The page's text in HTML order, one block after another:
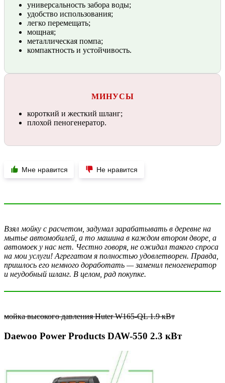
универсальность забора воды;
удобство использования;
легко перемещать;
мощная;
металлическая помпа;
компактность и устойчивость.
МИНУСЫ
короткий и жесткий шланг;
плохой пеногенератор.
Мне нравится Не нравится
Взял мойку с расчетом, задумал зарабатывать в деревне на
мытье автомобилей, а то машина в каждом втором дворе, а
автомоек у нас нет. Честно говоря, не ожидал такого спроса
на мои услуги! Агрегатом я полностью удовлетворен. Правда,
пришлось его немного доработать — заменил пеногенератор
и неудобный шланг. В целом, рад покупке.
мойка высокого давления Huter W165-QL 1.9 кВт
Daewoo Power Products DAW-550 2.3 кВт